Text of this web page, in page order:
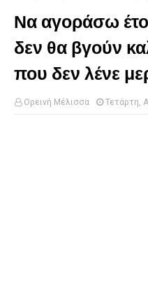
Να αγοράσω
δεν θα βγούν
που δεν λένε
Ορεινή Μέλισσα Τετάρτη,